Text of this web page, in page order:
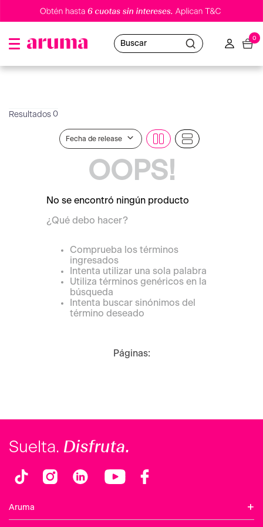
Buscar
0
0
Fecha de release
OOPS!
No se encontró ningún producto
¿Qué debo hacer?
Comprueba los términos
ingresados
Intenta utilizar una sola palabra
Utiliza términos genéricos en la
búsqueda
Intenta buscar sinónimos del
término deseado
Páginas:
Suelta. Disfruta.
Aruma +